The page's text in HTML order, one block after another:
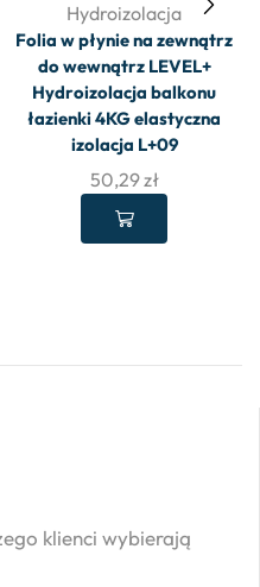
Hydroizolacja
Folia w płynie na zewnątrz
do wewnątrz LEVEL+
Hydroizolacja balkonu
łazienki 4KG elastyczna
izolacja L+09
50,29zł
klienci wybierają